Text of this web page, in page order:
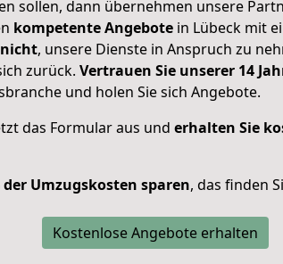
sollen, dann übernehmen unsere
kompetente Angebote in Lübeck mit
nicht, unsere Dienste in Anspruch zu
zurück. Vertrauen Sie unserer 14
und holen Sie sich Angebote.
das Formular aus und erhalten Sie
der Umzugskosten sparen, das finden
Kostenlose Angebote erhalten